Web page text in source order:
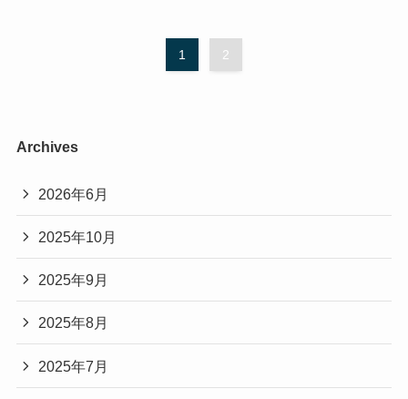
1 2
Archives
2026年6月
2025年10月
2025年9月
2025年8月
2025年7月